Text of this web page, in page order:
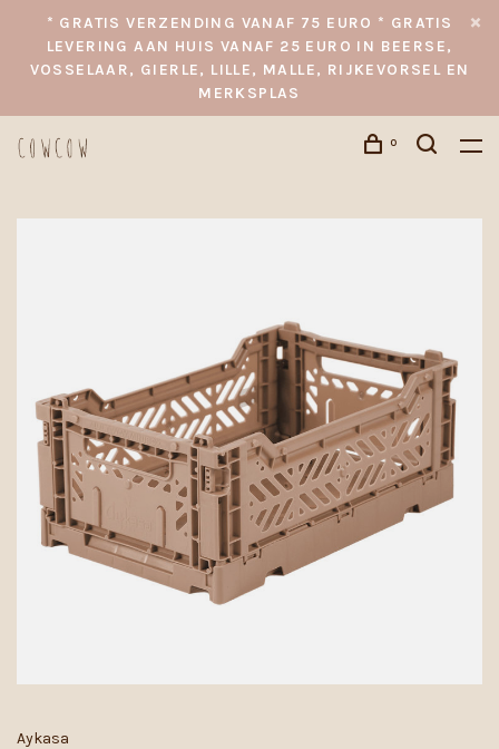
* GRATIS VERZENDING VANAF 75 EURO * GRATIS
LEVERING AAN HUIS VANAF 25 EURO IN BEERSE,
VOSSELAAR, GIERLE, LILLE, MALLE, RIJKEVORSEL EN
MERKSPLAS
0
Aykasa